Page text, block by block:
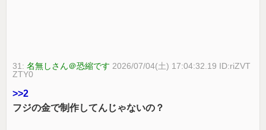
31:名無しさん＠恐縮です 2026/07/04(土) 17:04:32.19 ID:riZVT
ZTY0
>>2
フジの金で制作してんじゃないの？